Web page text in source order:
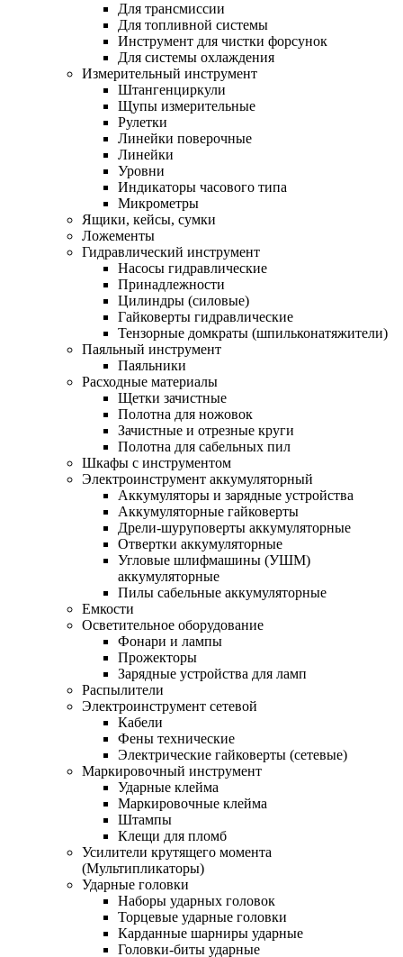
Для трансмиссии
Для топливной системы
Инструмент для чистки форсунок
Для системы охлаждения
Измерительный инструмент
Штангенциркули
Щупы измерительные
Рулетки
Линейки поверочные
Линейки
Уровни
Индикаторы часового типа
Микрометры
Ящики, кейсы, сумки
Ложементы
Гидравлический инструмент
Насосы гидравлические
Принадлежности
Цилиндры (силовые)
Гайковерты гидравлические
Тензорные домкраты (шпильконатяжители)
Паяльный инструмент
Паяльники
Расходные материалы
Щетки зачистные
Полотна для ножовок
Зачистные и отрезные круги
Полотна для сабельных пил
Шкафы с инструментом
Электроинструмент аккумуляторный
Аккумуляторы и зарядные устройства
Аккумуляторные гайковерты
Дрели-шуруповерты аккумуляторные
Отвертки аккумуляторные
Угловые шлифмашины (УШМ)
аккумуляторные
Пилы сабельные аккумуляторные
Емкости
Осветительное оборудование
Фонари и лампы
Прожекторы
Зарядные устройства для ламп
Распылители
Электроинструмент сетевой
Кабели
Фены технические
Электрические гайковерты (сетевые)
Маркировочный инструмент
Ударные клейма
Маркировочные клейма
Штампы
Клещи для пломб
Усилители крутящего момента
(Мультипликаторы)
Ударные головки
Наборы ударных головок
Торцевые ударные головки
Карданные шарниры ударные
Головки-биты ударные